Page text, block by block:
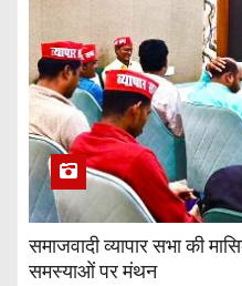
समाजवादी व्यापार सभा की
समस्याओं पर मंथन